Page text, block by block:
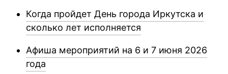
Когда пройдет День города Иркутска и
сколько лет исполняется
Афиша мероприятий на 6 и 7 июня 2026
года